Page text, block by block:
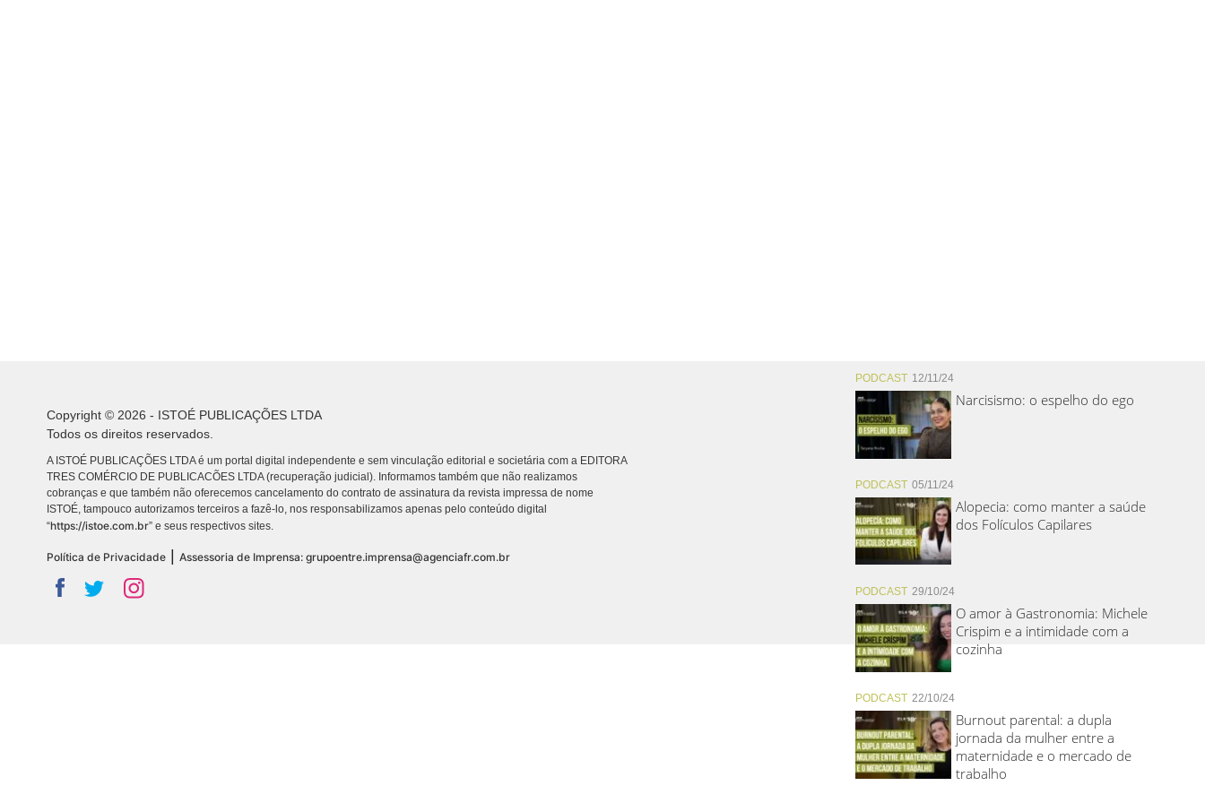
PODCAST 12/11/24
Narcisismo: o espelho do ego
PODCAST 05/11/24
Alopecia: como manter a saúde
dos Folículos Capilares
PODCAST 29/10/24
O amor à Gastronomia: Michele
Crispim e a intimidade com a
cozinha
PODCAST 22/10/24
Burnout parental: a dupla
jornada da mulher entre a
maternidade e o mercado de
trabalho
Copyright © 2026 - ISTOÉ PUBLICAÇÕES LTDA
Todos os direitos reservados.
A ISTOÉ PUBLICAÇÕES LTDA é um portal digital independente e sem vinculação editorial e societária com a EDITORA
TRES COMÉRCIO DE PUBLICACÕES LTDA (recuperação judicial). Informamos também que não realizamos
cobranças e que também não oferecemos cancelamento do contrato de assinatura da revista impressa de nome
ISTOÉ, tampouco autorizamos terceiros a fazê-lo, nos responsabilizamos apenas pelo conteúdo digital
“https://istoe.com.br” e seus respectivos sites.
Política de Privacidade Assessoria de Imprensa: grupoentre.imprensa@agenciafr.com.br